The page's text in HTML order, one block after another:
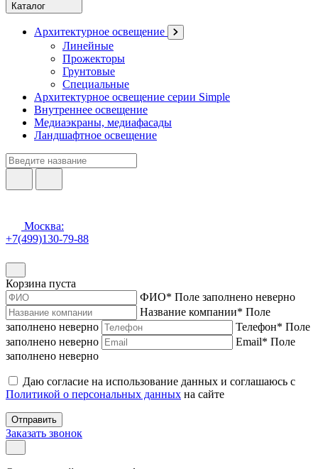
Каталог
Архитектурное освещение
Линейные
Прожекторы
Грунтовые
Специальные
Архитектурное освещение серии Simple
Внутреннее освещение
Медиаэкраны, медиафасады
Ландшафтное освещение
Москва:
+7(499)130-79-88
Корзина пуста
ФИО* Поле заполнено неверно
Название компании* Поле
заполнено неверно
Телефон* Поле
заполнено неверно
Email* Поле
заполнено неверно
Даю согласие на использование данных и соглашаюсь с
Политикой о персональных данных на сайте
Отправить
Заказать звонок